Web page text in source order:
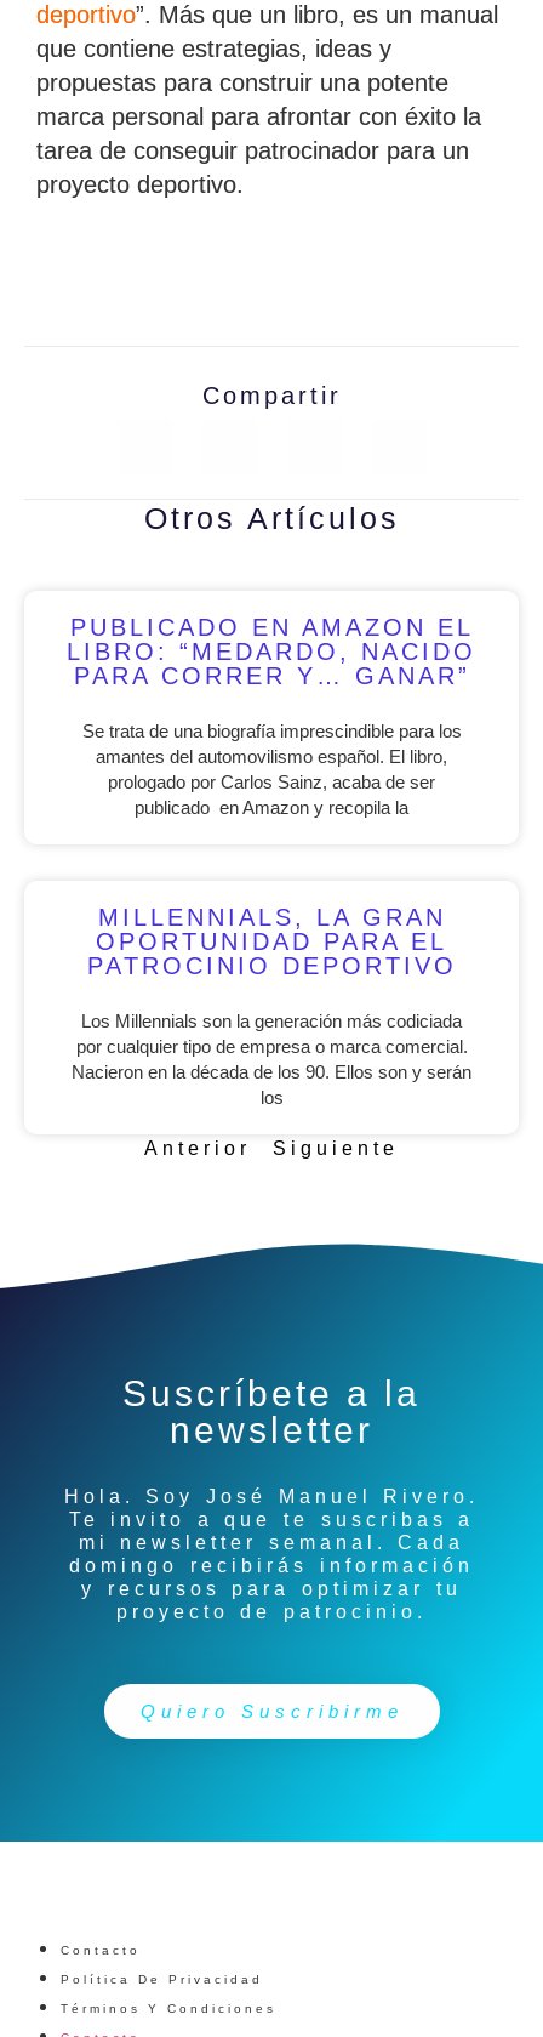
deportivo”. Más que un libro, es un manual
que contiene estrategias, ideas y
propuestas para construir una potente
marca personal para afrontar con éxito la
tarea de conseguir patrocinador para un
proyecto deportivo.
Compartir
Otros Artículos
PUBLICADO EN AMAZON EL
LIBRO: “MEDARDO, NACIDO
PARA CORRER Y… GANAR”
Se trata de una biografía imprescindible para los
amantes del automovilismo español. El libro,
prologado por Carlos Sainz, acaba de ser
publicado en Amazon y recopila la
MILLENNIALS, LA GRAN
OPORTUNIDAD PARA EL
PATROCINIO DEPORTIVO
Los Millennials son la generación más codiciada
por cualquier tipo de empresa o marca comercial.
Nacieron en la década de los 90. Ellos son y serán
los
Anterior Siguiente
Suscríbete a la
newsletter
Hola. Soy José Manuel Rivero .
Te invito a que te suscribas a
mi newsletter semanal. Cada
domingo recibirás información
y recursos para optimizar tu
proyecto de patrocinio.
Quiero Suscribirme
Contacto
Política De Privacidad
Términos Y Condiciones